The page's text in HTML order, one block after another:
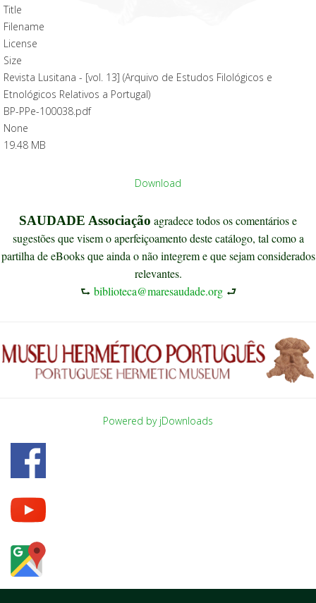
Title
Filename
License
Size
Revista Lusitana - [vol. 13] (Arquivo de Estudos Filológicos e
Etnológicos Relativos a Portugal)
BP-PPe-100038.pdf
None
19.48 MB
Download
SAUDADE Associação agradece todos os comentários e
sugestões que visem o aperfeiçoamento deste catálogo, tal como a
partilha de eBooks que ainda o não integrem e que sejam considerados
relevantes.
⮑ biblioteca@maresaudade.org⮐
Powered by jDownloads